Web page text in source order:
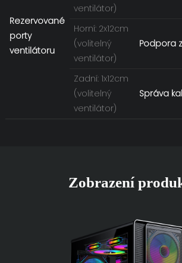
Rezervované
porty
ventilátoru
ventilátor)
Horní: 2x12cm
(volitelný
ventilátor)
Podpora
Zadní: 1x12cm
(volitelný
ventilátor)
Správa
Zobrazení